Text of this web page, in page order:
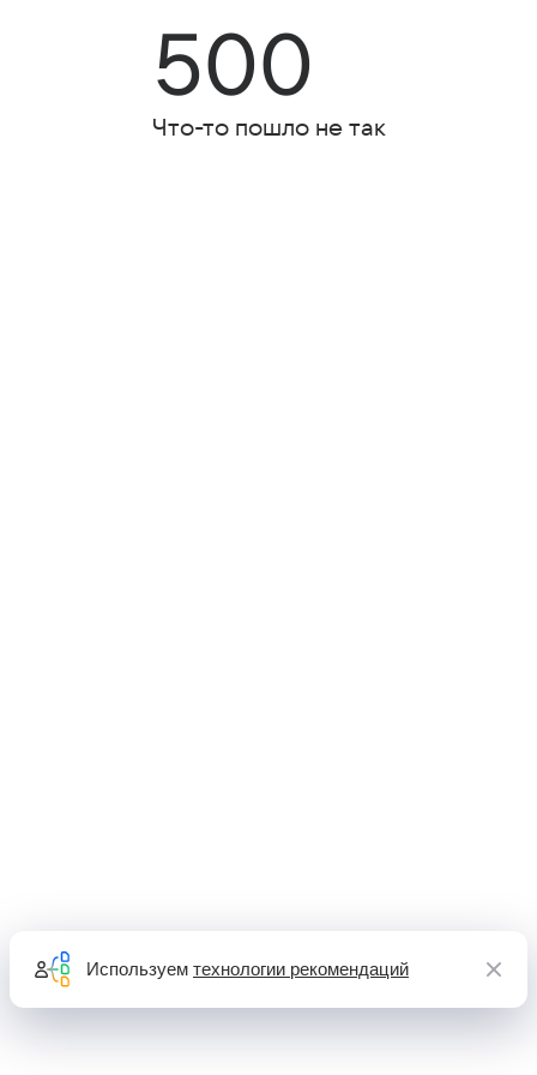
500
Что-то пошло не так
Используем технологии рекомендаций